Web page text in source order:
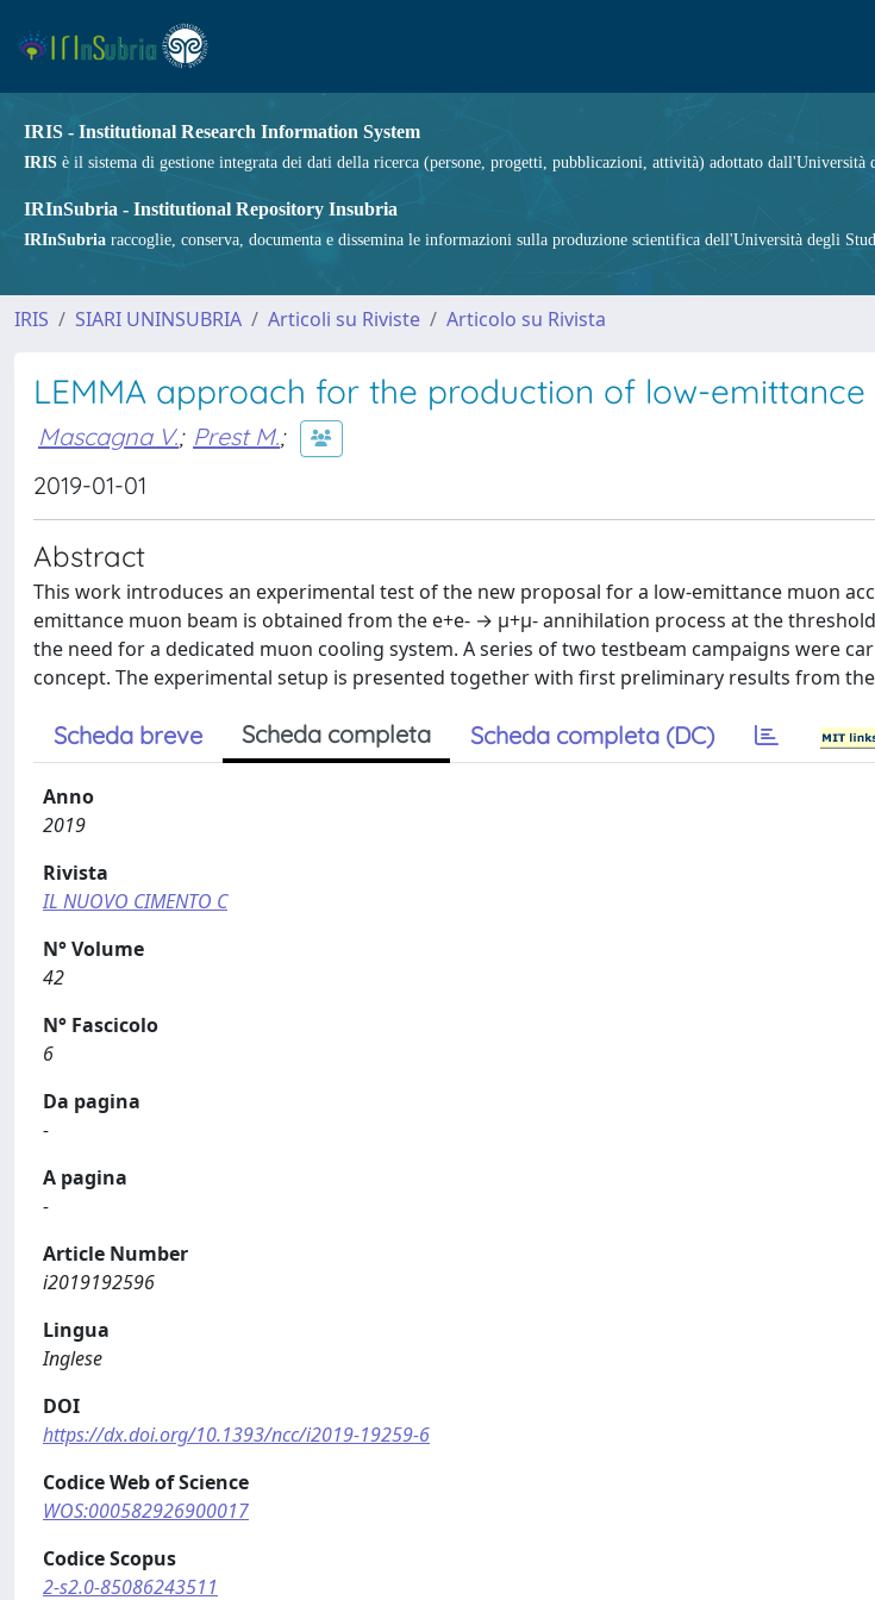
IRIS - Institutional Research Information System
IRIS è il sistema di gestione integrata dei dati della ricerca (persone, progetti, pubblicazioni, attività) adottato dall'Università
IRInSubria - Institutional Repository Insubria
IRInSubria raccoglie, conserva, documenta e dissemina le informazioni sulla produzione scientifica dell'Università degli
IRIS SIARI UNINSUBRIA Articoli su Riviste Articolo su Rivista
LEMMA approach for the production of low-
Mascagna V.; Prest M.;
2019-01-01
Abstract
This work introduces an experimental test of the new proposal for a low-emittance muon
emittance muon beam is obtained from the e+e- → μ+μ- annihilation process at the
the need for a dedicated muon cooling system. A series of two testbeam campaigns were
concept. The experimental setup is presented together with first preliminary results from
Scheda breve Scheda completa Scheda completa (DC)
Anno
2019
Rivista
IL NUOVO CIMENTO C
N° Volume
42
N° Fascicolo
6
Da pagina
-
A pagina
-
Article Number
i2019192596
Lingua
Inglese
DOI
https://dx.doi.org/10.1393/ncc/i2019-19259-6
Codice Web of Science
WOS:000582926900017
Codice Scopus
2-s2.0-85086243511